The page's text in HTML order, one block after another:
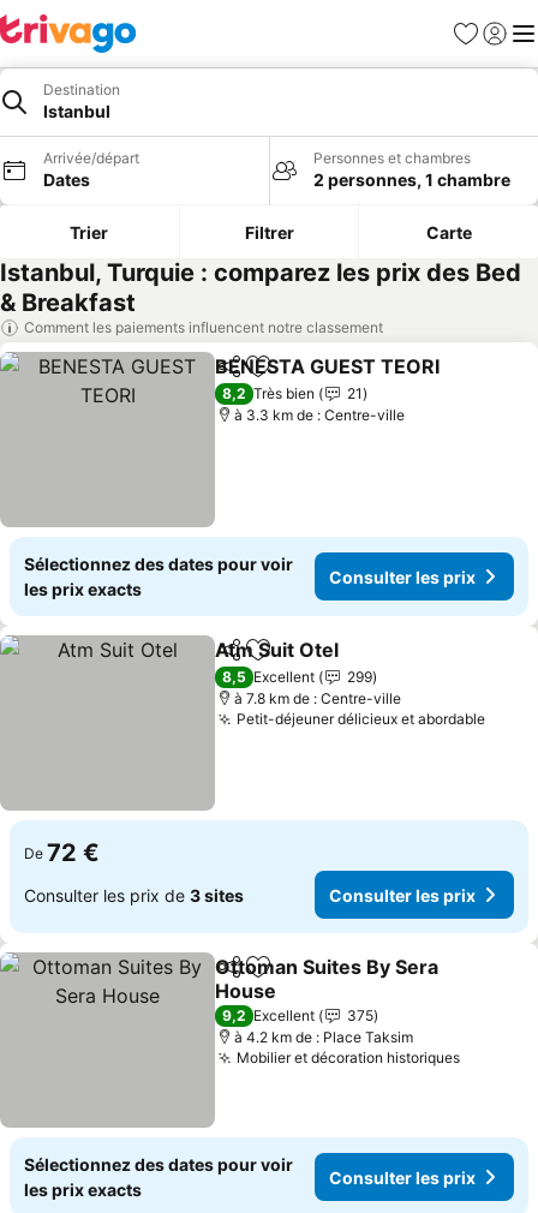
Favoris
Se
Destination
Istanbul
Arrivée/départ
Dates
Personnes et chambres
2 personnes, 1 chambre
Trier Filtrer Carte
Istanbul, Turquie : comparez les prix des Bed
& Breakfast
Comment les paiements influencent notre classement
PartagerAjouter à mes favoris
BENESTA GUEST TEORI
8,2 Très bien
21
à 3.3 km de : Centre-ville
Sélectionnez des dates pour voir
les prix exacts
Consulter les prix
PartagerAjouter à mes favoris
Atm Suit Otel
8,5 Excellent
299
à 7.8 km de : Centre-ville
Petit-déjeuner délicieux et abordable
De 72 €
Consulter les prix de 3 sites Consulter les prix
PartagerAjouter à mes favoris
Ottoman Suites By Sera
House
Consulter les prix
9,2 Excellent
375
à 4.2 km de : Place Taksim
Mobilier et décoration historiques
Sélectionnez des dates pour voir
les prix exacts
Consulter les prix